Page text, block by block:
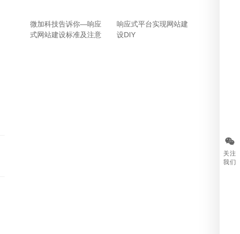
微加科技告诉你—响应
式网站建设标准及注意
响应式平台实现网站建
设DIY
关注
我们